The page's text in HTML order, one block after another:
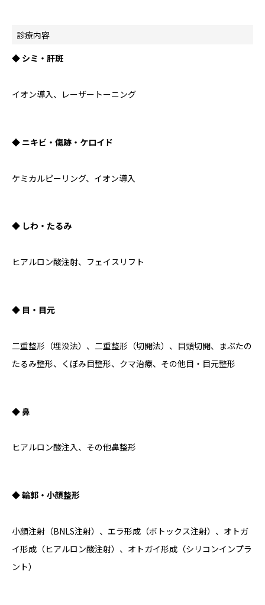
診療内容
◆ シミ・肝斑
イオン導入、レーザートーニング
◆ ニキビ・傷跡・ケロイド
ケミカルピーリング、イオン導入
◆ しわ・たるみ
ヒアルロン酸注射、フェイスリフト
◆ 目・目元
二重整形（埋没法）、二重整形（切開法）、目頭切開、まぶたの
たるみ整形、くぼみ目整形、クマ治療、その他目・目元整形
◆ 鼻
ヒアルロン酸注入、その他鼻整形
◆ 輪郭・小顔整形
小顔注射（BNLS注射）、エラ形成（ボトックス注射）、オトガ
イ形成（ヒアルロン酸注射）、オトガイ形成（シリコンインプラ
ント）